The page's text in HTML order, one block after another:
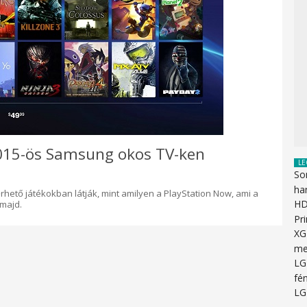
ös Samsung okos TV-ken
játékokban látják, mint amilyen a PlayStation Now, ami a